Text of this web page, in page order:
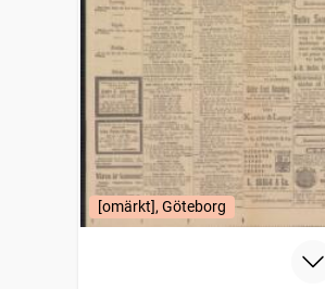
[omärkt], Göteborg